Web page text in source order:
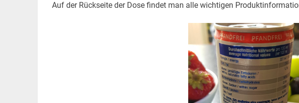
Auf der Rückseite der Dose findet man alle wichtigen